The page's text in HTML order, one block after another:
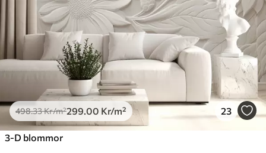
725 .00435.00Kr/m²
Peel and Stick
900 .00540.00 Kr/m²
498.33Kr/m²299 .00 Kr/m² 23
3-D blommor